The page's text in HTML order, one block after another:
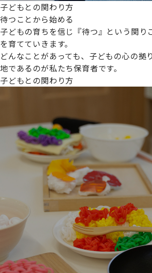
子どもとの関わり方
待つことから始める
子どもの育ちを信じ『待つ』という関り
を育てていきます。
どんなことがあっても、子どもの心の拠
地であるのが私たち保育者です。
子どもとの関わり方